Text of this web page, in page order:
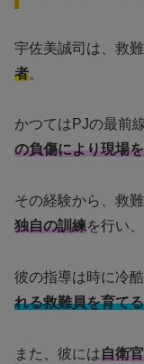
宇佐美誠司は、救
者。
かつてはPJの最前
の負傷により現場
その経験から、救
独自の訓練を行い
彼の指導は時に冷
れる救難員を育てる
また、彼には自衛